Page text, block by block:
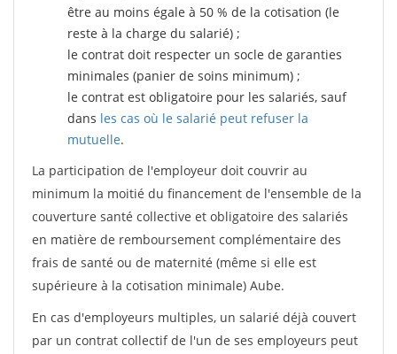
être au moins égale à 50 % de la cotisation (le
reste à la charge du salarié) ;
le contrat doit respecter un socle de garanties
minimales (panier de soins minimum) ;
le contrat est obligatoire pour les salariés, sauf
dans les cas où le salarié peut refuser la
mutuelle.
La participation de l'employeur doit couvrir au
minimum la moitié du financement de l'ensemble de la
couverture santé collective et obligatoire des salariés
en matière de remboursement complémentaire des
frais de santé ou de maternité (même si elle est
supérieure à la cotisation minimale) Aube.
En cas d'employeurs multiples, un salarié déjà couvert
par un contrat collectif de l'un de ses employeurs peut